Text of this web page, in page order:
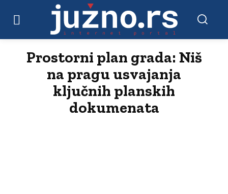
Prostorni plan grada: Niš
na pragu usvajanja
ključnih planskih
dokumenata